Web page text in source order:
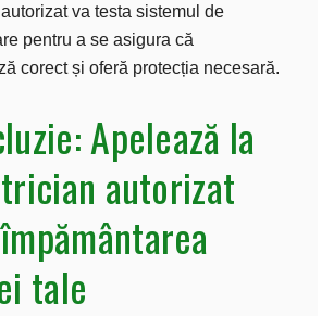
va testa sistemul de
pentru a se asigura că
corect și oferă protecția necesară.
Apelează la
autorizat
tale